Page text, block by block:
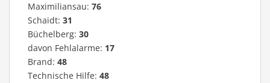
Maximiliansau: 76
Schaidt: 31
Büchelberg: 30
davon Fehlalarme: 17
Brand: 48
Technische Hilfe: 48